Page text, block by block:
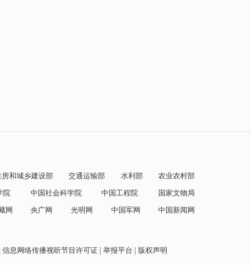
房和城乡建设部 交通运输部 水利部
农业农村部
院 中国社会科学院 中国工程院
国家文物局
网 央广网 光明网 中国军网 中国新闻网
信息网络传播视听节目许可证 举报平台
版权声明